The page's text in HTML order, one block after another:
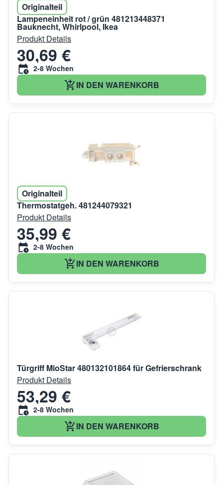
Originalteil
Lampeneinheit rot / grün 481213448371
Bauknecht, Whirlpool, Ikea
Produkt Details
30,69 €
2-8 Wochen
IN DEN WARENKORB
Originalteil
Thermostatgeh. 481244079321
Produkt Details
35,99 €
2-8 Wochen
IN DEN WARENKORB
Türgriff MioStar 480132101864 für Gefrierschrank
Produkt Details
53,29 €
2-8 Wochen
IN DEN WARENKORB